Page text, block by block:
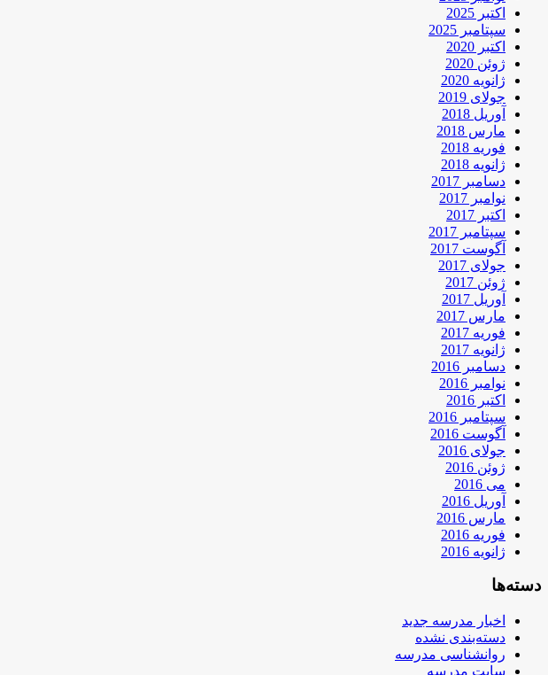
اکتبر 2025
سپتامبر 2025
اکتبر 2020
ژوئن 2020
ژانویه 2020
جولای 2019
آوریل 2018
مارس 2018
فوریه 2018
ژانویه 2018
دسامبر 2017
نوامبر 2017
اکتبر 2017
سپتامبر 2017
آگوست 2017
جولای 2017
ژوئن 2017
آوریل 2017
مارس 2017
فوریه 2017
ژانویه 2017
دسامبر 2016
نوامبر 2016
اکتبر 2016
سپتامبر 2016
آگوست 2016
جولای 2016
ژوئن 2016
می 2016
آوریل 2016
مارس 2016
فوریه 2016
ژانویه 2016
دسته‌ها
اخبار مدرسه جدید
دسته‌بندی نشده
روانشناسی مدرسه
سایت مدرسه